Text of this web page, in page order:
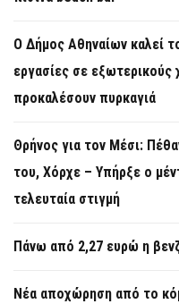
Ο Δήμος Αθηναίων καλεί
εργασίες σε
προκαλέσουν πυρκαγιά
Θρήνος για τον Μέσι:
του, Χόρχε – Υπήρξε ο
τελευταία στιγμή
Πάνω από 2,27 ευρώ η
Νέα αποχώρηση από το